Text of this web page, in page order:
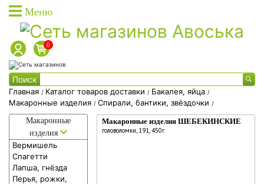
Меню
0
Каталог товаров
Каталог товаров доставки
Каталог акционных товаров
Собственная торговая марка
Собственное производство
Акции
Фишки на скидки
Поиск
Главная / Каталог товаров доставки / Бакалея, яйца /
Макаронные изделия / Спирали, бантики, звёздочки /
Макаронные
изделия
Вермишель
Спагетти
Лапша, гнёзда
Перья, рожки,
Каталог
товаров
доставки
Макаронные изделия ШЕБЕКИНСКИЕ
головоломки, 191, 450г